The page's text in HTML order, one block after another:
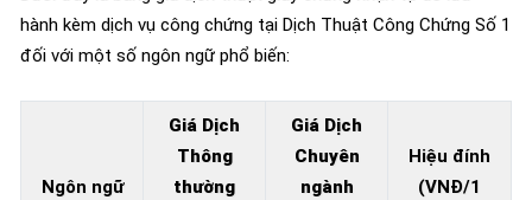
hành kèm dịch vụ công chứng tại Dịch Thuật Công Chứng Số 1
đối với một số ngôn ngữ phổ biến:
Ngôn ngữ
Giá Dịch
Thông
thường
Giá Dịch
Chuyên
ngành
Hiệu đính
(VNĐ/1